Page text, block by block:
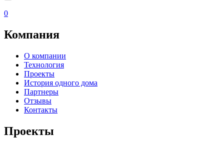
0
Компания
О компании
Технология
Проекты
История одного дома
Партнеры
Отзывы
Контакты
Проекты